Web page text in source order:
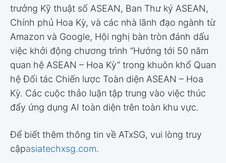
trưởng Kỹ thuật số ASEAN, Ban Thư ký ASEAN,
Chính phủ Hoa Kỳ, và các nhà lãnh đạo ngành từ
Amazon và Google, Hội nghị bàn tròn đánh dấu
việc khởi động chương trình “Hướng tới 50 năm
quan hệ ASEAN – Hoa Kỳ” trong khuôn khổ Quan
hệ Đối tác Chiến lược Toàn diện ASEAN – Hoa
Kỳ. Các cuộc thảo luận tập trung vào việc thúc
đẩy ứng dụng AI toàn diện trên toàn khu vực.
Để biết thêm thông tin về ATxSG, vui lòng truy
cậpasiatechxsg.com.